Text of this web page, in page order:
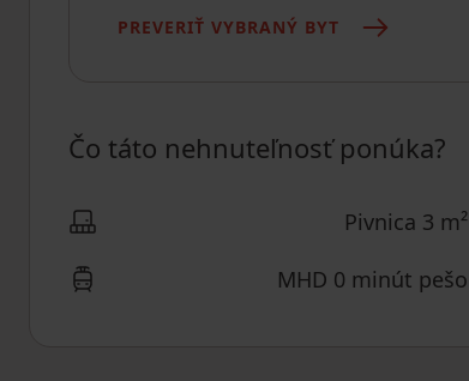
PREVERIŤ VYBRANÝ BYT
Čo táto nehnuteľnosť ponúka?
Pivnica 3 m²
MHD 0 minút pešo